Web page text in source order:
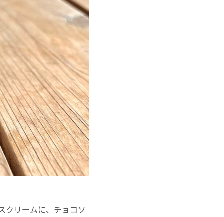
クリームに、チョコソ